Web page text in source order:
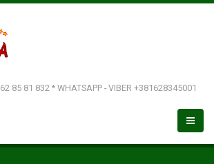
85 81 832 * WHATSAPP - VIBER +381628345001